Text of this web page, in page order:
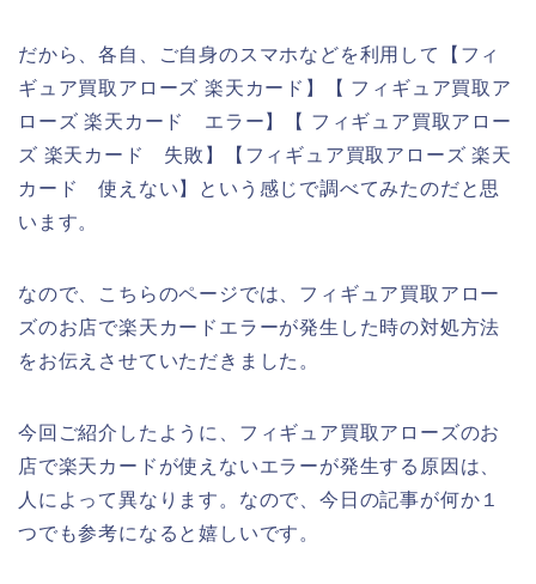
だから、各自、ご自身のスマホなどを利用して【フィ
ギュア買取アローズ 楽天カード】【 フィギュア買取ア
ローズ 楽天カード エラー】【 フィギュア買取アロー
ズ 楽天カード 失敗】【フィギュア買取アローズ 楽天
カード 使えない】という感じで調べてみたのだと思
います。
なので、こちらのページでは、フィギュア買取アロー
ズのお店で楽天カードエラーが発生した時の対処方法
をお伝えさせていただきました。
今回ご紹介したように、フィギュア買取アローズのお
店で楽天カードが使えないエラーが発生する原因は、
人によって異なります。なので、今日の記事が何か１
つでも参考になると嬉しいです。